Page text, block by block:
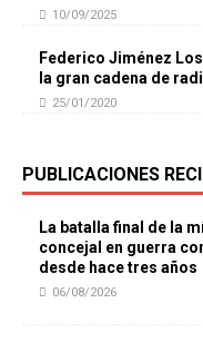
10/09/2025
Federico Jiménez
la gran cadena de
25/01/2020
PUBLICACIONES
La batalla final de la
concejal en guerra
desde hace tres años
06/08/2026